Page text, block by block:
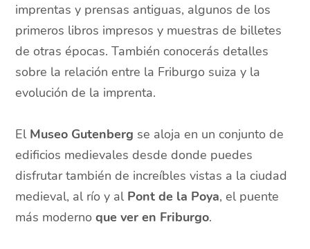
imprentas y prensas antiguas, algunos de los
primeros libros impresos y muestras de billetes
de otras épocas. También conocerás detalles
sobre la relación entre la Friburgo suiza y la
evolución de la imprenta.
El Museo Gutenberg se aloja en un conjunto de
edificios medievales desde donde puedes
disfrutar también de increíbles vistas a la ciudad
medieval, al río y al Pont de la Poya, el puente
más modernoque ver en Friburgo.